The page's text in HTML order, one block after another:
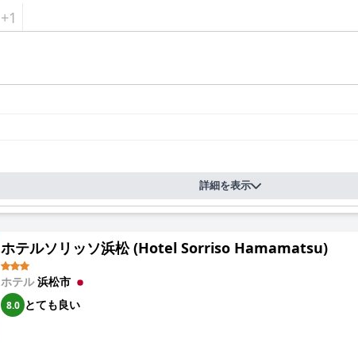
+1
詳細を表示
ホテルソリッソ浜松 (Hotel Sorriso Hamamatsu)
ホテル浜松市
8.0 とても良い